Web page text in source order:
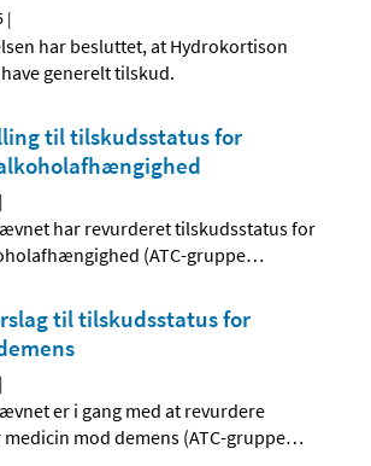
|
har besluttet, at Hydrokortison
generelt tilskud.
til tilskudsstatus for
|
har revurderet tilskudsstatus for
(ATC-gruppe…
til tilskudsstatus for
|
er i gang med at revurdere
mod demens (ATC-gruppe…